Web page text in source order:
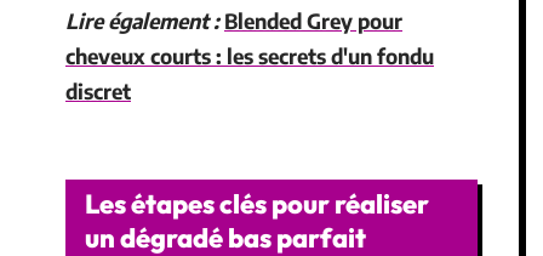
Lire également : Blended Grey pour
cheveux courts : les secrets d'un fondu
discret
Les étapes clés pour réaliser
un dégradé bas parfait